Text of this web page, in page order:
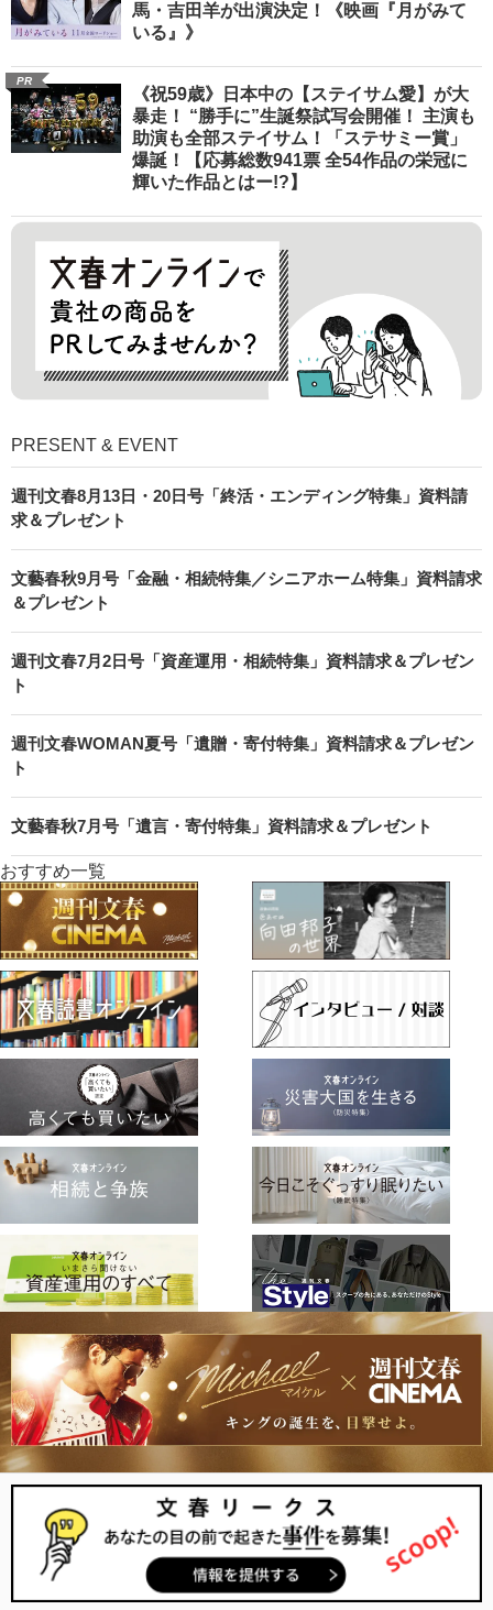
馬・吉田羊が出演決定！《映画『月がみて
いる』》
PR
《祝59歳》日本中の【ステイサム愛】が大
暴走！ “勝手に”生誕祭試写会開催！ 主演も
助演も全部ステイサム！「ステサミー賞」
爆誕！【応募総数941票 全54作品の栄冠に
輝いた作品とはー!?】
PRESENT & EVENT
週刊文春8月13日・20日号「終活・エンディング特集」資料請
求＆プレゼント
文藝春秋9月号「金融・相続特集／シニアホーム特集」資料請求
＆プレゼント
週刊文春7月2日号「資産運用・相続特集」資料請求＆プレゼン
ト
週刊文春WOMAN夏号「遺贈・寄付特集」資料請求＆プレゼン
ト
文藝春秋7月号「遺言・寄付特集」資料請求＆プレゼント
おすすめ一覧